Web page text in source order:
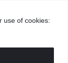
use of cookies: